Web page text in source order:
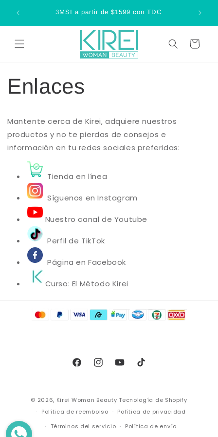
directamente3MSI a partir de $1599 con TDC
Carrito
Enlaces
Mantente cerca de Kirei, adquiere nuestros
productos y no te pierdas de consejos e
información en tu redes sociales preferidas:
Tienda en línea
Síguenos en Instagram
Nuestro canal de Youtube
Perfil de TikTok
Página en Facebook
Curso: El Método Kirei
FacebookInstagramYouTubeTikTok
© 2026, Kirei Woman Beauty Tecnología de Shopify
Política de reembolso
Política de privacidad
Términos del servicio
Política de envío